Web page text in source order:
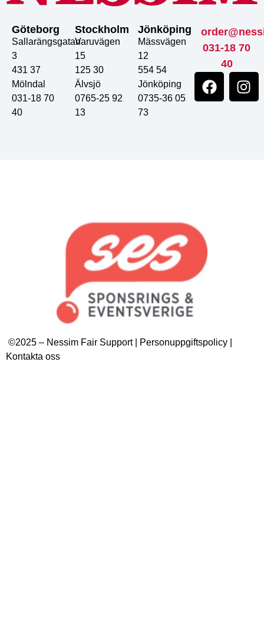
Göteborg
Sallarängsgatan
3
431 37
Mölndal
031-18 70
40
Stockholm
Varuvägen
15
125 30
Älvsjö
0765-25 92
13
Jönköping
Mässvägen
12
554 54
Jönköping
0735-36 05
73
031-18 70
40
©2025 – Nessim Fair Support | Personuppgiftspolicy |
Kontakta oss